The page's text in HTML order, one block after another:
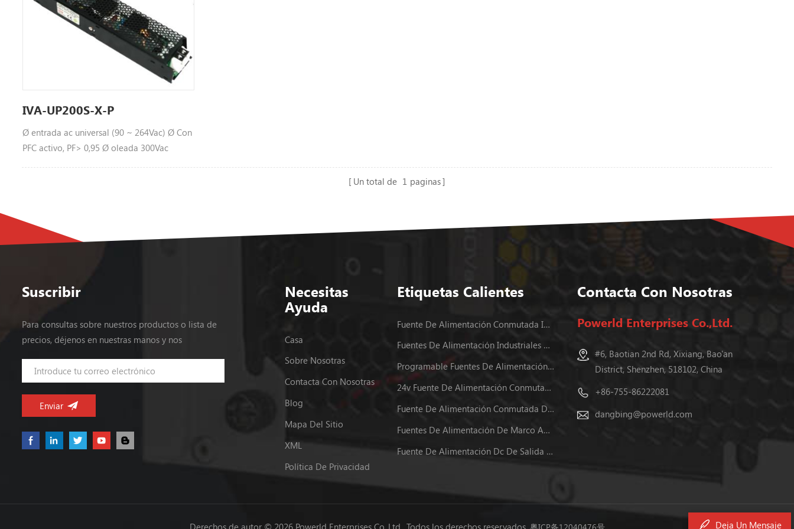
IVA-UP200S-X-P
Ø entrada ac universal (90 ~ 264Vac) Ø Con
PFC activo, PF> 0,95 Ø oleada 300Vac
amplia temperatura ambiente de
funcionamiento (-40 ℃ ~ 65 ℃ ) Ø altitud
de larga duración. Ø 100% carga completa
quemado prueba Ø Trabajo silencioso y sin
revestimiento Ø 3 años de garantía modelo
IVA-UP200S-4.6-P IVA-UP200S-5-P
producción salida dc 4.6V 5V Corriente
nominal 40A 40A Actual abarcar nota 1 0 ~
40A 0 ~ 40A carga máxima 50A (50mS,
220Vac entrada) 48A (50mS, 220Vac
℃ ≤150mV ≤150mV voltaje Precisión @ -20
Un total de 1 paginas
Suscribir
Para consultas sobre nuestros productos o lista de
precios, déjenos en nuestras manos y nos
Necesitas
Ayuda
Casa
Sobre Nosotras
Contacta Con Nosotras
Blog
Mapa Del Sitio
XML
Política De Privacidad
Etiquetas Calientes
Fuente De Alimentación Conmutada Incluida
Fuentes De Alimentación Industriales En Carril Din
Programable Fuentes De Alimentación Dc
24v Fuente De Alimentación Conmutada
Fuente De Alimentación Conmutada De Salida Dual
Fuentes De Alimentación De Marco Abierto
Fuente De Alimentación Dc De Salida Dual
Contacta Con Nosotras
Powerld Enterprises Co.,Ltd.
#6, Baotian 2nd Rd, Xixiang, Bao'an
District, Shenzhen, 518102, China
+86-755-86222081
dangbing@powerld.com
Derechos de autor © 2026 Powerld Enterprises Co.,Ltd.. Todos los derechos reservados. Deja Un Mensaje